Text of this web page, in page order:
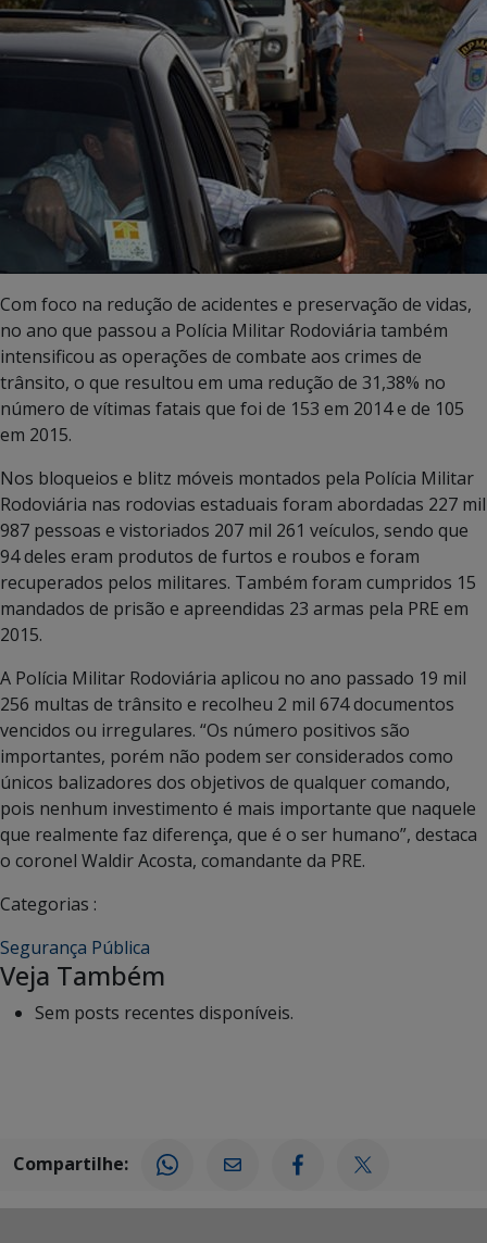
Com foco na redução de acidentes e preservação de vidas,
no ano que passou a Polícia Militar Rodoviária também
intensificou as operações de combate aos crimes de
trânsito, o que resultou em uma redução de 31,38% no
número de vítimas fatais que foi de 153 em 2014 e de 105
em 2015.
Nos bloqueios e blitz móveis montados pela Polícia Militar
Rodoviária nas rodovias estaduais foram abordadas 227 mil
987 pessoas e vistoriados 207 mil 261 veículos, sendo que
94 deles eram produtos de furtos e roubos e foram
recuperados pelos militares. Também foram cumpridos 15
mandados de prisão e apreendidas 23 armas pela PRE em
2015.
A Polícia Militar Rodoviária aplicou no ano passado 19 mil
256 multas de trânsito e recolheu 2 mil 674 documentos
vencidos ou irregulares. “Os número positivos são
importantes, porém não podem ser considerados como
únicos balizadores dos objetivos de qualquer comando,
pois nenhum investimento é mais importante que naquele
que realmente faz diferença, que é o ser humano”, destaca
o coronel Waldir Acosta, comandante da PRE.
Categorias :
Segurança Pública
Veja Também
Sem posts recentes disponíveis.
Compartilhe: